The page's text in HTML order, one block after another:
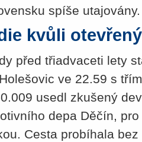
spíše
kvůli
před třiadvaceti lety
ve 22.59 s
usedl zkušený
depa Děčín,
Cesta probíhala